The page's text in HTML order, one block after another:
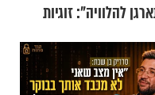
להלוויה": זוגיות